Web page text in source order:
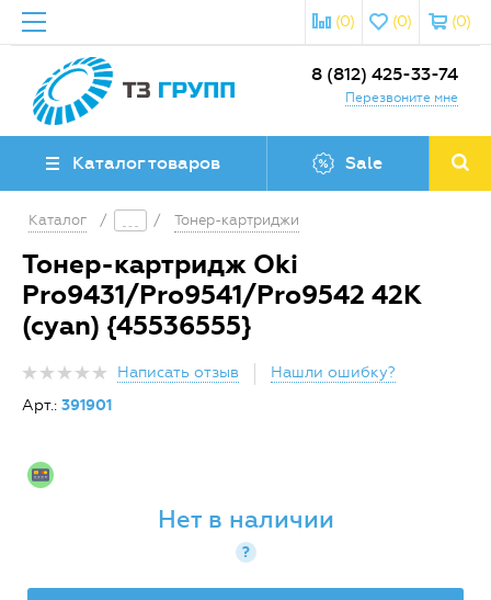
(0)
(0)
(0)
8 (812) 425-33-74
Перезвоните мне
Каталог товаров Sale
Каталог / / Тонер-картриджи
Тонер-картридж Oki
Pro9431/Pro9541/Pro9542 42K
(cyan) {45536555}
Написать отзыв
Нашли ошибку?
Арт.: 391901
Нет в наличии
?